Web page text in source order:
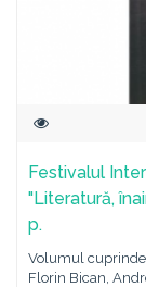
Festivalul
"Literatură,
p.
Volumul cuprinde
Florin Bican,